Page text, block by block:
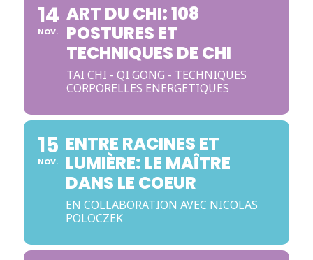
14
NOV.
ART DU CHI: 108
POSTURES ET
TECHNIQUES DE CHI
TAI CHI - QI GONG - TECHNIQUES
CORPORELLES ENERGETIQUES
15
NOV.
ENTRE RACINES ET
LUMIÈRE: LE MAÎTRE
DANS LE COEUR
EN COLLABORATION AVEC NICOLAS
POLOCZEK